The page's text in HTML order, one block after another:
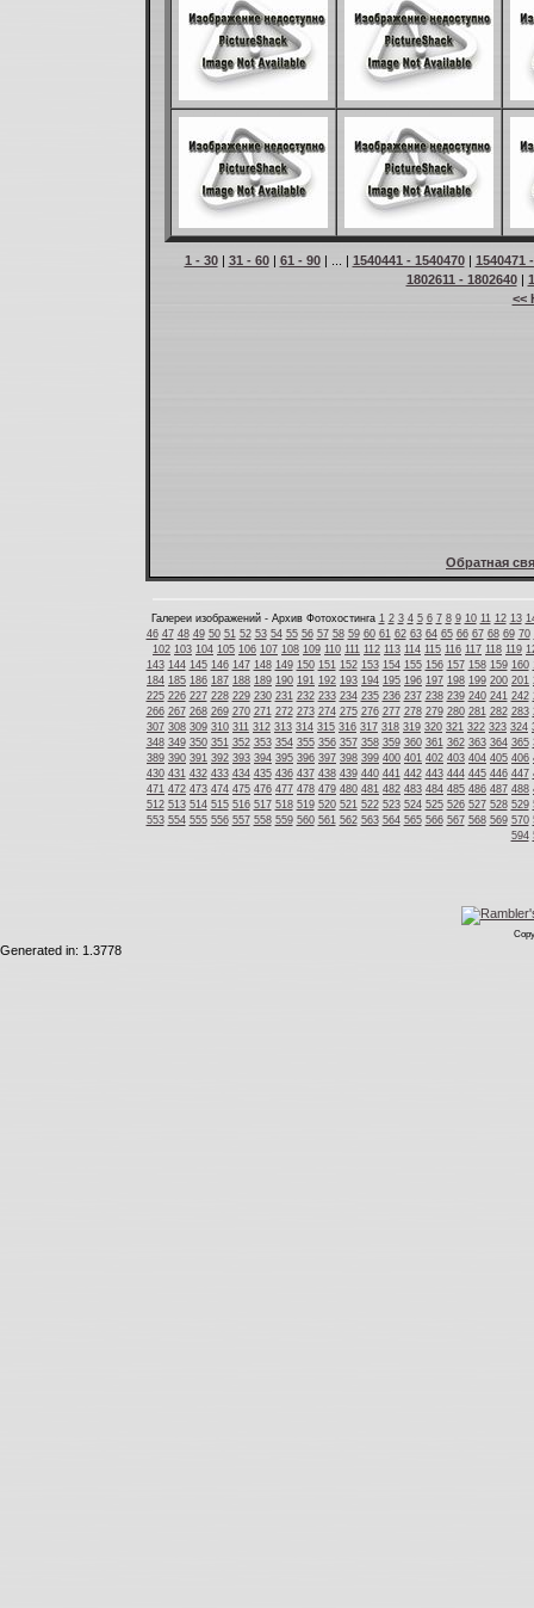
1 - 30| 31 - 60| 61 - 90| ... | 1540441 - 1540470| 1540471
1802611 - 1802640|
<<
Обратная
Галереи изображений - Архив Фотохостинга 1 2 3 4 5 6 7 8 9 10 11 12 13
46 47 48 49 50 51 52 53 54 55 56 57 58 59 60 61 62 63 64 65 66 67 68 69 70
102 103 104 105 106 107 108 109 110 111 112 113 114 115 116 117 118 119
143 144 145 146 147 148 149 150 151 152 153 154 155 156 157 158 159 160
184 185 186 187 188 189 190 191 192 193 194 195 196 197 198 199 200 201
225 226 227 228 229 230 231 232 233 234 235 236 237 238 239 240 241 242
266 267 268 269 270 271 272 273 274 275 276 277 278 279 280 281 282 283
307 308 309 310 311 312 313 314 315 316 317 318 319 320 321 322 323 324
348 349 350 351 352 353 354 355 356 357 358 359 360 361 362 363 364 365
389 390 391 392 393 394 395 396 397 398 399 400 401 402 403 404 405 406
430 431 432 433 434 435 436 437 438 439 440 441 442 443 444 445 446 447
471 472 473 474 475 476 477 478 479 480 481 482 483 484 485 486 487 488
512 513 514 515 516 517 518 519 520 521 522 523 524 525 526 527 528 529
553 554 555 556 557 558 559 560 561 562 563 564 565 566 567 568 569 570
594
Generated in: 1.3778